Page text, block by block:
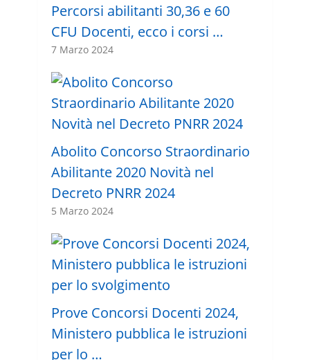
Percorsi abilitanti 30,36 e 60
CFU Docenti, ecco i corsi …
7 Marzo 2024
Abolito Concorso Straordinario
Abilitante 2020 Novità nel
Decreto PNRR 2024
5 Marzo 2024
Prove Concorsi Docenti 2024,
Ministero pubblica le istruzioni
per lo …